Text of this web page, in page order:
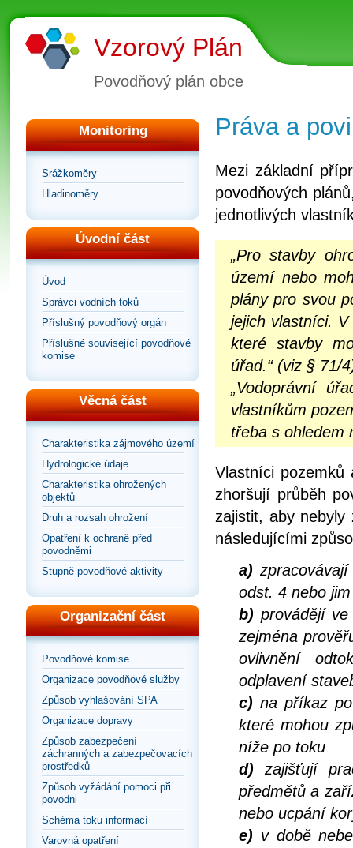
Vzorový Plán
Povodňový plán obce
Monitoring
Srážkoměry
Hladinoměry
Úvodní část
Úvod
Správci vodních toků
Příslušný povodňový orgán
Příslušné související povodňové
komise
Věcná část
Charakteristika zájmového území
Hydrologické údaje
Charakteristika ohrožených
objektů
Druh a rozsah ohrožení
Opatření k ochraně před
povodněmi
Stupně povodňové aktivity
Organizační část
Povodňové komise
Organizace povodňové služby
Způsob vyhlašování SPA
Organizace dopravy
Způsob zabezpečení
záchranných a zabezpečovacích
prostředků
Způsob vyžádání pomoci při
povodni
Schéma toku informací
Varovná opatření
Práva a
Mezi základní
povodňových
jednotlivých
„Pro stavby
území nebo
plány pro svou
jejich vlastníci.
které stavby
úřad.“ (viz § 71/
„Vodoprávní
vlastníkům
třeba s ohledem
Vlastníci
zhoršují průběh
zajistit, aby
následujícími
a)
odst. 4 nebo
b) provádějí
zejména
ovlivnění
odplavení
c) na příkaz
které mohou
níže po toku
d) zajišťují
předmětů a
nebo ucpání
e) v době